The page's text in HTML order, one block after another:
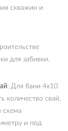
скважин и
для забивки.
: Для бани 4х10
количество свай,
схема
и под